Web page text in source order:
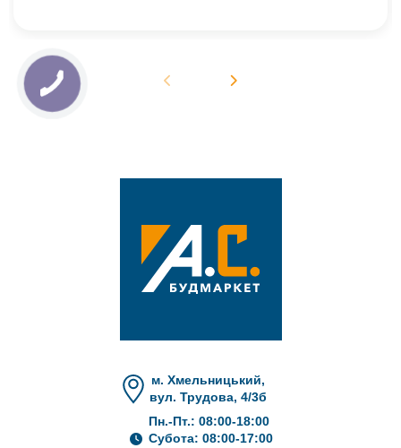
м. Хмельницький,
вул. Трудова, 4/3б
Пн.-Пт.: 08:00-18:00
Субота: 08:00-17:00